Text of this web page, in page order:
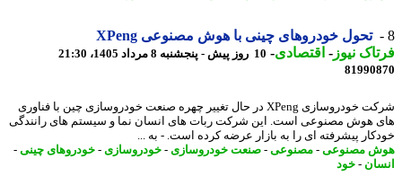
تحول خودروهای چینی با هوش مصنوعی XPeng
نیوز-اقتصادی-10 روز پیش - پنجشنبه 8 مرداد 1405، 21:30
شرکت خودروسازی XPeng در حال تغییر چهره صنعت خودروسازی چین با فناوری
هوش مصنوعی است. این شرکت ربات های انسان نما و سیستم های رانندگی
پیشرفته ای را به بازار عرضه کرده است. - به ...
مصنوعی-مصنوعی-صنعت خودروسازی- خودروسازی- خودروهای چینی-
-خود